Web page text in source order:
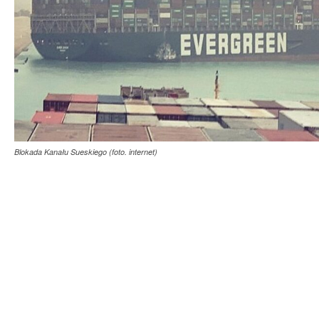
Blokada Kanału Sueskiego (foto. internet)